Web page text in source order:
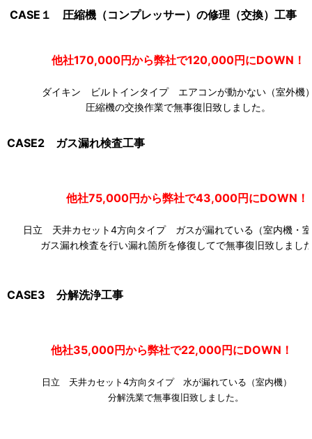
CASE１ 圧縮機（コンプレッサー）の修理（交換）工事
他社170,000円から弊社で120,000円に
ダイキン ビルトインタイプ エアコンが動かない（室外機
圧縮機の交換作業で無事復旧致しました。
CASE2 ガス漏れ検査工事
他社75,000円から弊社で43,000円にDOWN！
日立 天井カセット4方向タイプ ガスが漏れている（室内機・
ガス漏れ検査を行い漏れ箇所を修復してで無事復旧致しまし
CASE3 分解洗浄工事
他社35,000円から弊社で22,000円にDOWN！
日立 天井カセット4方向タイプ 水が漏れている（室内機
分解洗業で無事復旧致しました。